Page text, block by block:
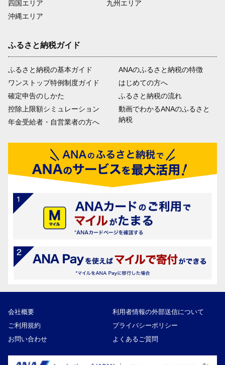
四国エリア
沖縄エリア
九州エリア
ふるさと納税ガイド
ふるさと納税の基本ガイド
ワンストップ特例制度ガイド
確定申告のしかた
控除上限額シミュレーション
年金受給者・自営業者の方へ
ANAのふるさと納税の特徴
はじめての方へ
ふるさと納税の流れ
動画でわかるANAのふるさと
納税
会社概要
利用者情報の外部送信について
ご利用規約
プライバシーポリシー
お問い合わせ
よくあるご質問